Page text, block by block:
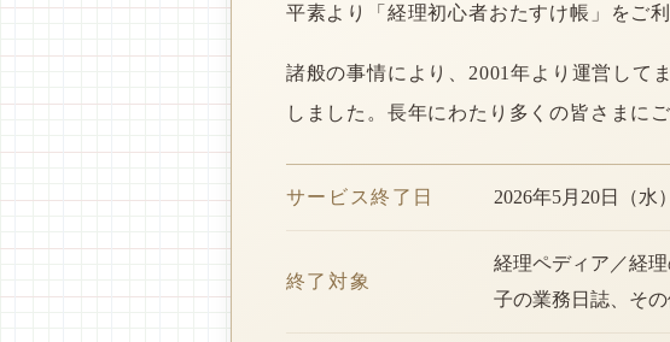
平素より「経理初心者おたすけ帳」をご
諸般の事情により、2001年より運営して
しました。長年にわたり多くの皆さまに
サービス終了日 2026年5月20日（水）
終了対象
経理ペディア／経
子の業務日誌、そ